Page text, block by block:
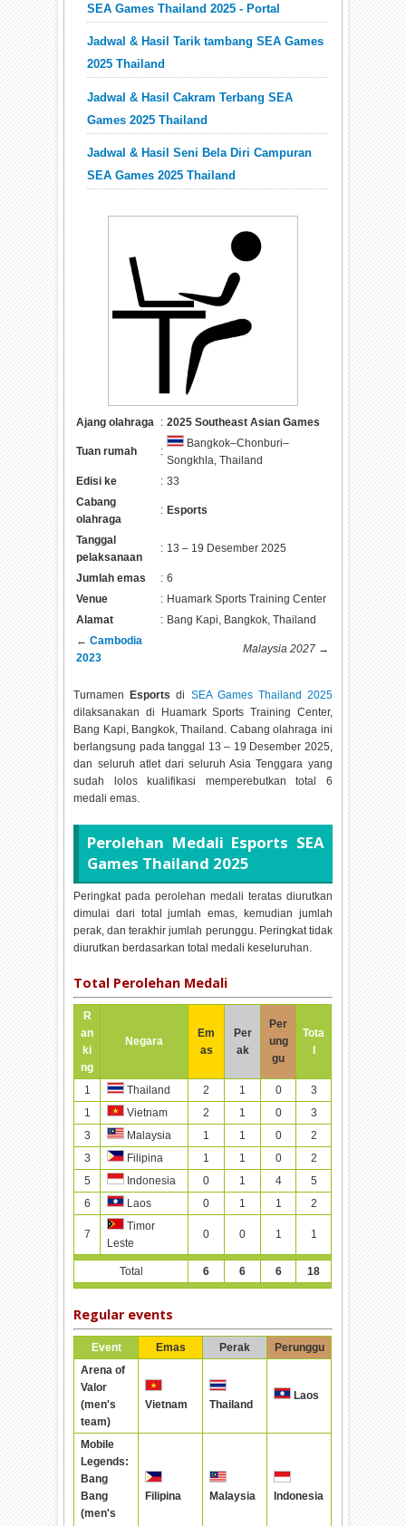
SEA Games Thailand 2025 - Portal
Jadwal & Hasil Tarik tambang SEA Games
2025 Thailand
Jadwal & Hasil Cakram Terbang SEA
Games 2025 Thailand
Jadwal & Hasil Seni Bela Diri Campuran
SEA Games 2025 Thailand
Ajang olahraga : 2025 Southeast Asian Games
Tuan rumah :
Bangkok–Chonburi–
Songkhla, Thailand
Edisi ke
: 33
Cabang
olahraga
: Esports
Tanggal
pelaksanaan
: 13 – 19 Desember 2025
Jumlah emas : 6
Venue
: Huamark Sports Training Center
Alamat
: Bang Kapi, Bangkok, Thailand
←Cambodia
2023
Malaysia 2027 →
Turnamen Esports di SEA Games Thailand 2025
dilaksanakan di
Huamark Sports Training Center,
Bang Kapi, Bangkok, Thailand. Cabang olahraga ini
berlangsung pada tanggal 13 – 19 Desember 2025,
dan seluruh atlet dari seluruh Asia Tenggara yang
sudah lolos kualifikasi memperebutkan total 6
medali emas.
Perolehan Medali Esports SEA
Games Thailand 2025
Peringkat pada perolehan medali teratas diurutkan
dimulai dari total jumlah emas, kemudian jumlah
perak, dan terakhir jumlah perunggu. Peringkat tidak
diurutkan berdasarkan total medali keseluruhan.
Total Perolehan Medali
R
an
ki
ng
Negara
Em
as
Per
ak
Per
ung
gu
Tota
l
1 Thailand 2 1 0
3
1
Vietnam 2 1 0
3
3
Malaysia 1 1 0
2
3
Filipina 1 1 0
2
5
Indonesia 0 1 4
5
6
Laos 0 1 1 2
7
Timor
Leste
0 0 1 1
Total 6 6 6 18
Regular events
Event Emas Perak
Perunggu
Arena of
Valor
(men's
team)
Vietnam Thailand
Laos
Mobile
Legends:
Bang
Bang
(men's
Filipina Malaysia Indonesia